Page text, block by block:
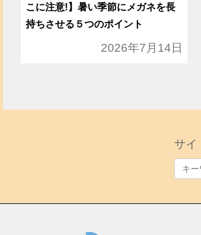
こに注意!】暑い季節にメガネを長
持ちさせる５つのポイント
2026年7月14日
サイ